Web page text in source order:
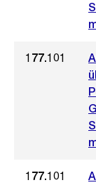
177.101
177.101